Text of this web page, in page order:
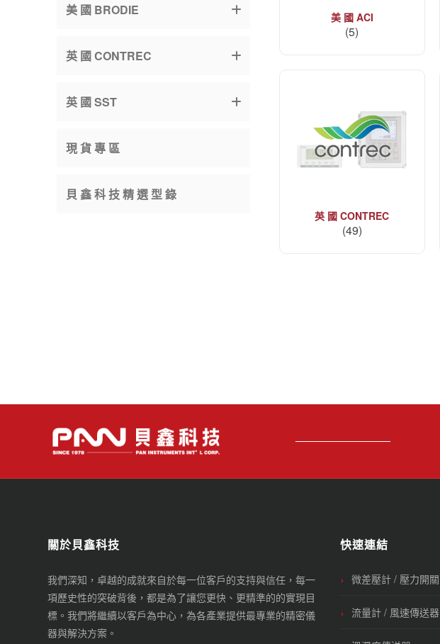
美 國 ACI
(5)
英 國 CONTREC
(49)
美 國 BRODIE
英 國 CONTREC
英 國 SST
現 貨 專 區
貝 鑫 科 技 精 選 型 錄
關於貝鑫科技
我們深知，卓越的成就來自於每一位客戶的支持與信任，每一
項歷史性的突破背後，都是為了讓您更快、更精準的的實現目
標。我們將繼續以客戶為中心，為各產業提供最專業的精密儀
器與解決方案。
快速連結
微差壓計 / 壓力開關
流量計 / 風速傳送器